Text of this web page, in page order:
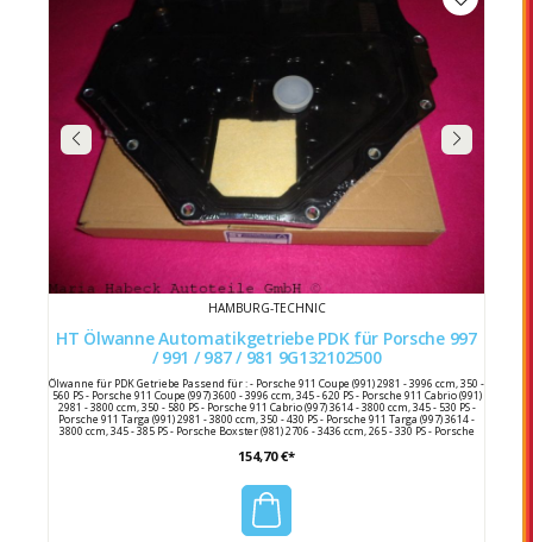
HAMBURG-TECHNIC
HT Ölwanne Automatikgetriebe PDK für Porsche 997
/ 991 / 987 / 981 9G132102500
Ölwanne für PDK Getriebe Passend für : - Porsche 911 Coupe (991) 2981 - 3996 ccm, 350 -
560 PS - Porsche 911 Coupe (997) 3600 - 3996 ccm, 345 - 620 PS - Porsche 911 Cabrio (991)
2981 - 3800 ccm, 350 - 580 PS - Porsche 911 Cabrio (997) 3614 - 3800 ccm, 345 - 530 PS -
Porsche 911 Targa (991) 2981 - 3800 ccm, 350 - 430 PS - Porsche 911 Targa (997) 3614 -
3800 ccm, 345 - 385 PS - Porsche Boxster (981) 2706 - 3436 ccm, 265 - 330 PS - Porsche
385 PS - Porsche Cayman (987) 2893 - 3436 ccm, 265 - 330 PS Hersteller : HT Hersteller
Nummer : 9G132102500 Porsche Vergleichsnummer : 9G1 321 125 00 / 9G132102500
154,70 €*